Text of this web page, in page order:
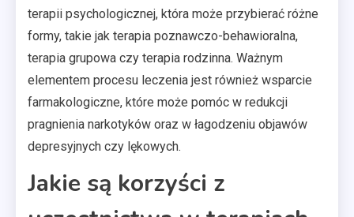
terapii psychologicznej, która może przybierać różne
formy, takie jak terapia poznawczo-behawioralna,
terapia grupowa czy terapia rodzinna. Ważnym
elementem procesu leczenia jest również wsparcie
farmakologiczne, które może pomóc w redukcji
pragnienia narkotyków oraz w łagodzeniu objawów
depresyjnych czy lękowych.
Jakie są korzyści z